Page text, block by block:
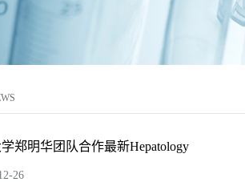
郑明华团队合作最新Hepatology
26